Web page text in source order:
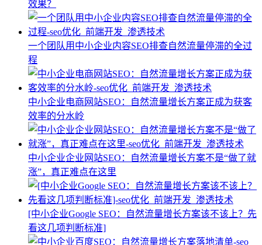
效果？
一个团队用中小企业内容SEO排查自然流量停滞的全过
程
中小企业电商网站SEO：自然流量增长方案正成为获客
效率的分水岭
中小企业企业网站SEO：自然流量增长方案不是“做了就
涨”，真正难点在这里
[中小企业Google SEO：自然流量增长方案该不该上？先
看这几项判断标准]